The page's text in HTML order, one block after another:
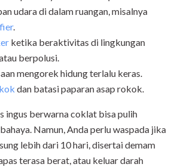
udara di dalam ruangan, misalnya
.
ketika beraktivitas di lingkungan
berpolusi.
mengorek hidung terlalu keras.
dan batasi paparan asap rokok.
ingus berwarna coklat bisa pulih
Namun, Anda perlu waspada jika
lebih dari 10 hari, disertai demam
terasa berat, atau keluar darah